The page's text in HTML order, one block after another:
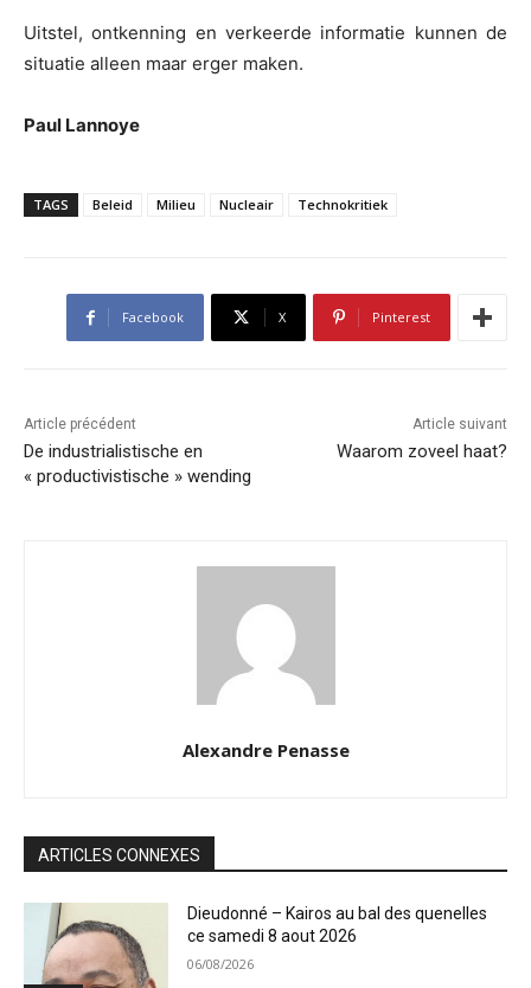
Uitstel, ontkenning en verkeerde informatie kunnen de
situatie alleen maar erger maken.
Paul Lannoye
TAGS Beleid Milieu Nucleair Technokritiek
Facebook X Pinterest
Article précédent
De industrialistische en
« productivistische » wending
Article suivant
Waarom zoveel haat?
Alexandre Penasse
ARTICLES CONNEXES
Dieudonné – Kairos au bal des quenelles
ce samedi 8 aout 2026
06/08/2026